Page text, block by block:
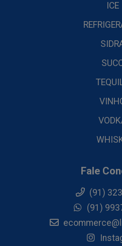
ICE
Fale
(91)
(91)